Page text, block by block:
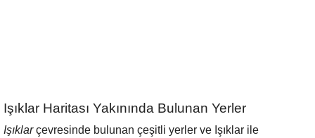
Işıklar Haritası Yakınında Bulunan Yerler
Işıklarçevresinde bulunan çeşitli yerler ve Işıklar ile